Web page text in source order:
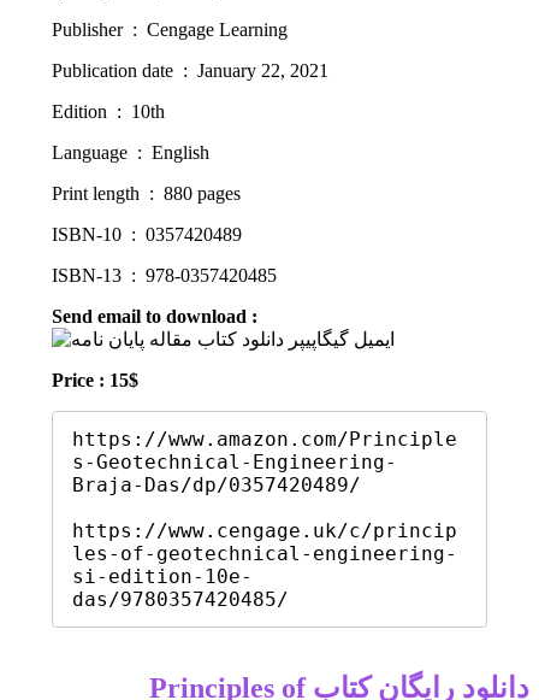
Publisher ‏ : ‎ Cengage Learning
Publication date ‏ : ‎ January 22, 2021
Edition ‏ : ‎ 10th
Language ‏ : ‎ English
Print length ‏ : ‎ 880 pages
ISBN-10 ‏ : ‎ 0357420489
ISBN-13 ‏ : ‎ 978-0357420485
Send email to download :
Price : 15$
https://www.amazon.com/Principle
s-Geotechnical-Engineering-
Braja-Das/dp/0357420489/
https://www.cengage.uk/c/princip
les-of-geotechnical-engineering-
si-edition-10e-
das/9780357420485/
دانلود رایگان کتاب Principles of